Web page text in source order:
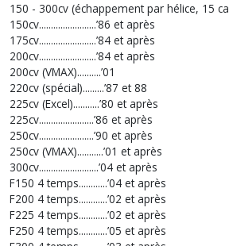
150 - 300cv (échappement par hélice, 15
150cv........................’86 et après
175cv........................’84 et après
200cv........................’84 et après
200cv (VMAX)..........’01
220cv (spécial).........’87 et 88
225cv (Excel)...........’80 et après
225cv.......................’86 et après
250cv.......................’90 et après
250cv (VMAX)...........’01 et après
300cv.........................’04 et après
F150 4 temps............’04 et après
F200 4 temps............’02 et après
F225 4 temps............’02 et après
F250 4 temps............’05 et après